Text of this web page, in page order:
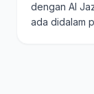
dengan Al
ada didalam